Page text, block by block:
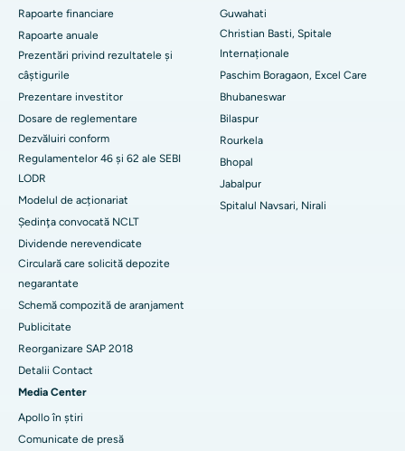
Cel mai bun spital din Ramji Nagar, Nellore
Cel mai bun spital din sectorul 19, Rourkela
Cel mai bun spital din Swargate, Pune
Cel mai bun spital de cancer pentru femei din sudul Delhi
Rapoarte financiare
Rapoarte anuale
Prezentări privind rezultatele și
câștigurile
Prezentare investitor
Dosare de reglementare
Dezvăluiri conform
Regulamentelor 46 și 62 ale SEBI
LODR
Modelul de acționariat
Şedinţa convocată NCLT
Dividende nerevendicate
Circulară care solicită depozite
negarantate
Schemă compozită de aranjament
Publicitate
Reorganizare SAP 2018
Detalii Contact
Media Center
Apollo în știri
Comunicate de presă
Guwahati
Christian Basti, Spitale
Internaționale
Paschim Boragaon, Excel Care
Bhubaneswar
Bilaspur
Rourkela
Bhopal
Jabalpur
Spitalul Navsari, Nirali